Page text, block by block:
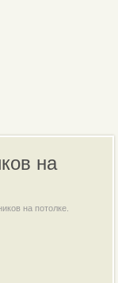
на
на потолке.